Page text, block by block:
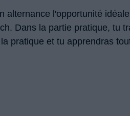
l'opportunité
Dans la partie pratique, tu
pratique et tu apprendras